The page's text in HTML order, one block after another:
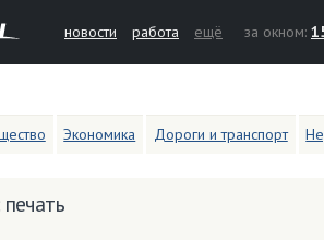
новости работа ещё за окном:
Экономика Дороги и транспорт